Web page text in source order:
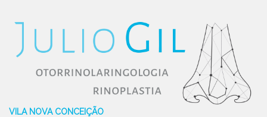
VILA NOVA CONCEIÇÃO